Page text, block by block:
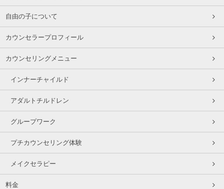
自由の子について
カウンセラープロフィール
カウンセリングメニュー
インナーチャイルド
アダルトチルドレン
グループワーク
プチカウンセリング体験
メイクセラピー
料金